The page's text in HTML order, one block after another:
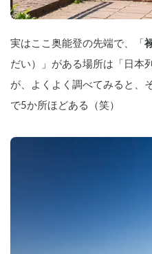
実はここ奥能登の先端で、「
だい）」がある場所は「日本
が、よくよく調べてみると、
で5か所ほどある（笑）